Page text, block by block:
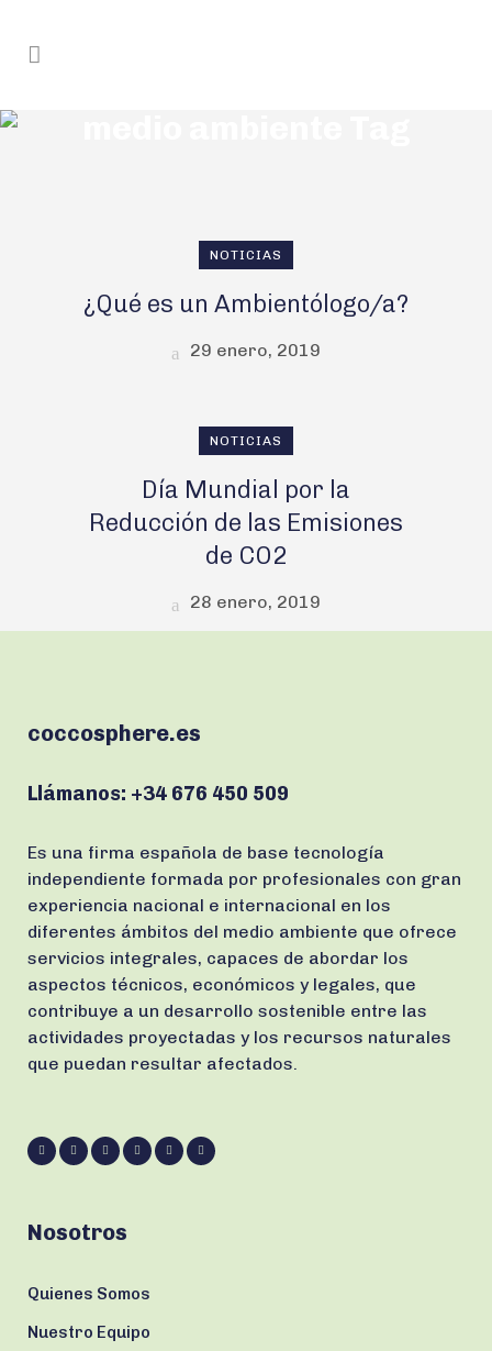
NOTICIAS
¿Qué es un Ambientólogo/a?
29 enero, 2019
NOTICIAS
Día Mundial por la
Reducción de las Emisiones
de CO2
28 enero, 2019
coccosphere.es
Llámanos: +34 676 450 509
Es una firma española de base tecnología
independiente formada por profesionales con gran
experiencia nacional e internacional en los
diferentes ámbitos del medio ambiente que ofrece
servicios integrales, capaces de abordar los
aspectos técnicos, económicos y legales, que
contribuye a un desarrollo sostenible entre las
actividades proyectadas y los recursos naturales
que puedan resultar afectados.
Nosotros
Quienes Somos
Nuestro Equipo